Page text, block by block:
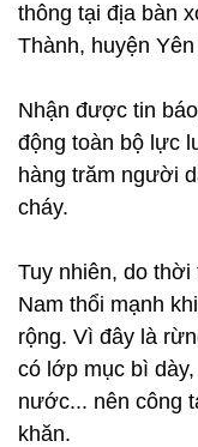
thông tại địa bàn
Thành, huyện
Nhận được tin
động toàn bộ lực
hàng trăm người
cháy.
Tuy nhiên, do
Nam thổi mạnh
rộng. Vì đây là
có lớp mục bì
nước... nên công
khăn.